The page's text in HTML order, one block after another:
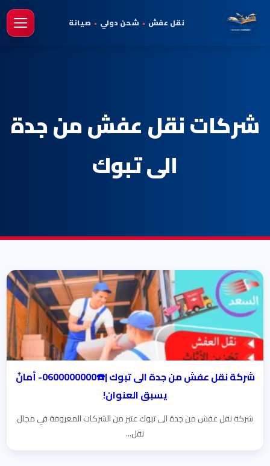
نقل عفش • شحن دولي • صيانة
شركات نقل عفش من جدة
الى تبوك
شركة نقل عفش من جدة الى تبوك |☎️0600000000- أمانٌ
يسبق العنوان!
شركة نقل عفش من جدة الى تبوك عتبر من الشركات المعروفة في مجال
نقل...